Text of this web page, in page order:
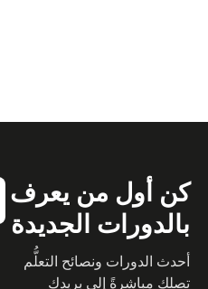
كن أول من يعرف
بالدورات الجديدة
أحدث الدورات ونصائح التعلُّم
تصلك مباشرةً إلى بريدك